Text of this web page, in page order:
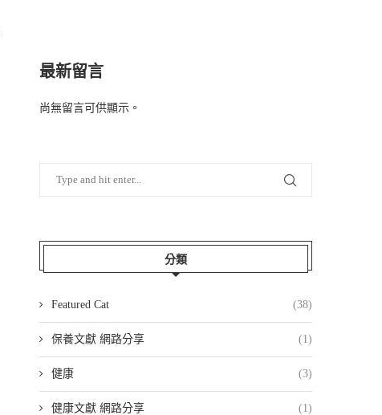
最新留言
尚無留言可供顯示。
分類
Featured Cat (38)
保養文獻 網路分享 (1)
健康 (3)
健康文獻 網路分享 (1)